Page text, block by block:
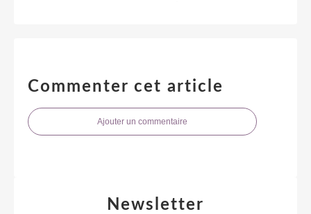
Commenter cet article
Ajouter un commentaire
Newsletter